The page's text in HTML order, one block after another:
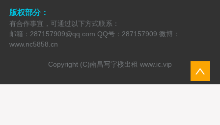
版权部分：
有合作事宜，可通过以下方式联系：
邮箱：287157909@qq.com QQ号：287157909 微博：
www.nc5858.cn
Copyright (C)南昌写字楼出租 www.ic.vip